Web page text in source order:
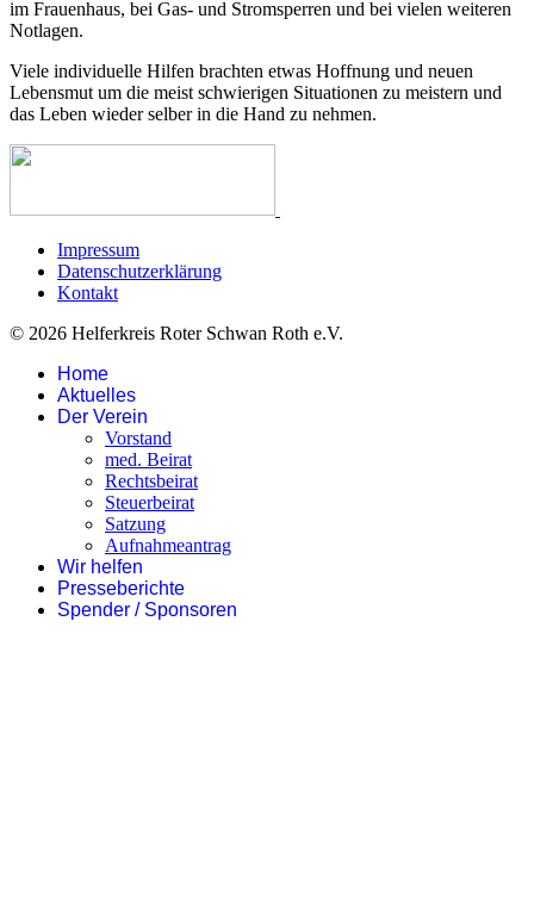
im Frauenhaus, bei Gas- und Stromsperren und bei vielen weiteren
Notlagen.
Viele individuelle Hilfen brachten etwas Hoffnung und neuen
Lebensmut um die meist schwierigen Situationen zu meistern und
das Leben wieder selber in die Hand zu nehmen.
Impressum
Datenschutzerklärung
Kontakt
© 2026 Helferkreis Roter Schwan Roth e.V.
Home
Aktuelles
Der Verein
Vorstand
med. Beirat
Rechtsbeirat
Steuerbeirat
Satzung
Aufnahmeantrag
Wir helfen
Presseberichte
Spender / Sponsoren